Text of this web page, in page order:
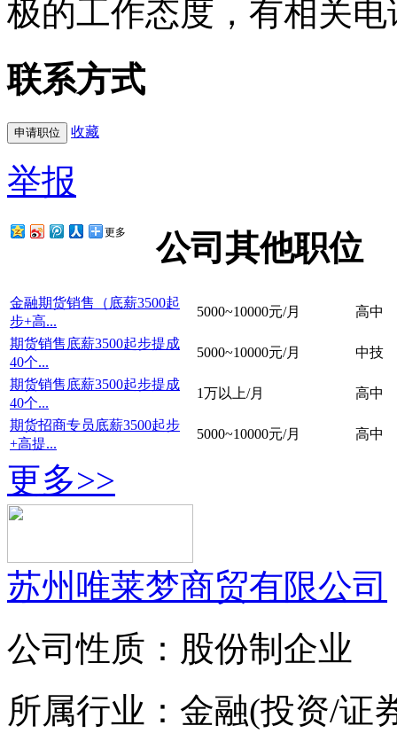
极的工作态度，有相关
联系方式
收藏
举报
更多 公司其他职位
金融期货销售（底薪3500起
步+高...
5000~10000元/月 高中
期货销售底薪3500起步提成
40个...
5000~10000元/月 中技
期货销售底薪3500起步提成
40个...
1万以上/月 高中
期货招商专员底薪3500起步
+高提...
5000~10000元/月 高中
更多>>
苏州唯莱梦商贸有限公司
公司性质：股份制企业
所属行业：金融(投资/证